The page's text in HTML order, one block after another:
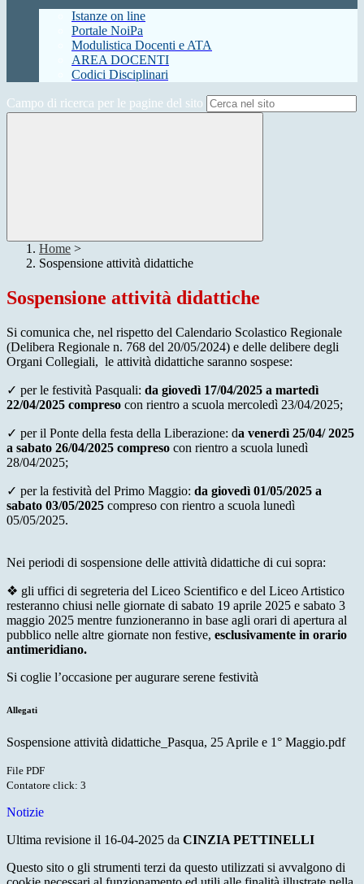
Istanze on line
Portale NoiPa
Modulistica Docenti e ATA
AREA DOCENTI
Codici Disciplinari
Campo di ricerca per le pagine del sito
Home >
Sospensione attività didattiche
Sospensione attività didattiche
Si comunica che, nel rispetto del Calendario Scolastico Regionale
(Delibera Regionale n. 768 del 20/05/2024) e delle delibere degli
Organi Collegiali, le attività didattiche saranno sospese:
✓ per le festività Pasquali: da giovedì 17/04/2025 a martedì
22/04/2025 compreso con rientro a scuola mercoledì 23/04/2025;
✓ per il Ponte della festa della Liberazione: da venerdì 25/04/ 2025
a sabato 26/04/2025 compreso con rientro a scuola lunedì
28/04/2025;
✓ per la festività del Primo Maggio: da giovedì 01/05/2025 a
sabato 03/05/2025 compreso con rientro a scuola lunedì
05/05/2025.
Nei periodi di sospensione delle attività didattiche di cui sopra:
❖ gli uffici di segreteria del Liceo Scientifico e del Liceo Artistico
resteranno chiusi nelle giornate di sabato 19 aprile 2025 e sabato 3
maggio 2025 mentre funzioneranno in base agli orari di apertura al
pubblico nelle altre giornate non festive, esclusivamente in orario
antimeridiano.
Si coglie l’occasione per augurare serene festività
Allegati
Sospensione attività didattiche_Pasqua, 25 Aprile e 1° Maggio.pdf
File PDF
Contatore click: 3
Notizie
Ultima revisione il 16-04-2025 da CINZIA PETTINELLI
Questo sito o gli strumenti terzi da questo utilizzati si avvalgono di